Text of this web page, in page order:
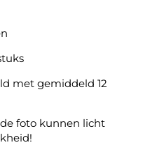
met gemiddeld 12
foto kunnen licht